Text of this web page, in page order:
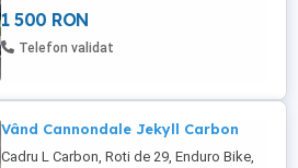
1 500 RON
Telefon validat
Vând Cannondale Jekyll Carbon
Cadru L Carbon, Roti de 29, Enduro Bike,